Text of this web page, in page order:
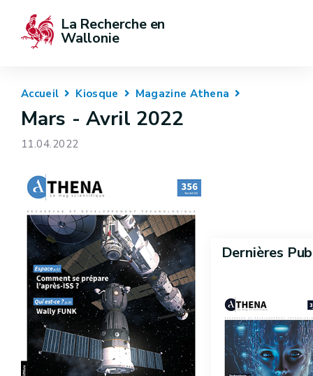
La Recherche en
Wallonie
Accueil Kiosque Magazine Athena
Mars - Avril 2022
11.04.2022
Dernières